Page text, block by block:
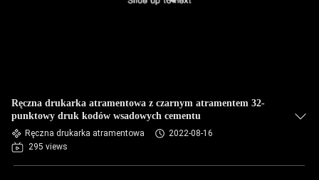
Ręczna drukarka atramentowa z czarnym atramentem 32-
punktowy druk kodów wsadowych cementu
Ręczna drukarka atramentowa
2022-08-16
295 views